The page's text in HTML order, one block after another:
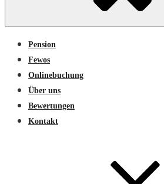
Pension
Fewos
Onlinebuchung
Über uns
Bewertungen
Kontakt